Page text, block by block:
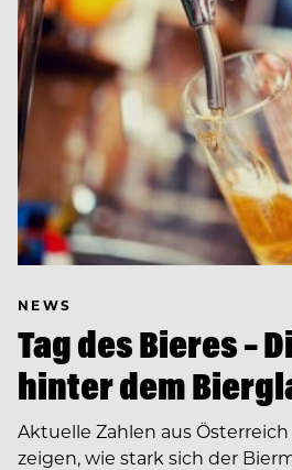
NEWS
Tag des Bieres –
hinter dem
Aktuelle Zahlen aus
zeigen, wie stark sich der